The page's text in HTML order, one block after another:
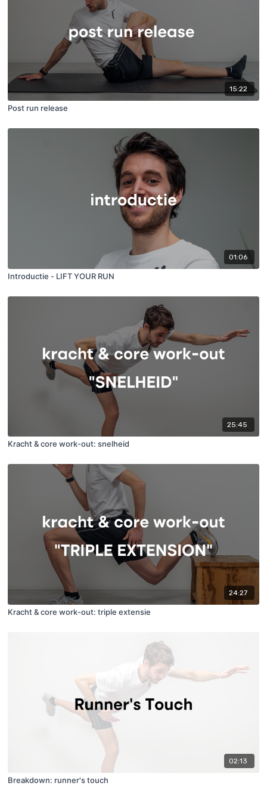
15:22
Post run release
01:06
Introductie - LIFT YOUR RUN
25:45
Kracht & core work-out: snelheid
24:27
Kracht & core work-out: triple extensie
02:13
Breakdown: runner's touch